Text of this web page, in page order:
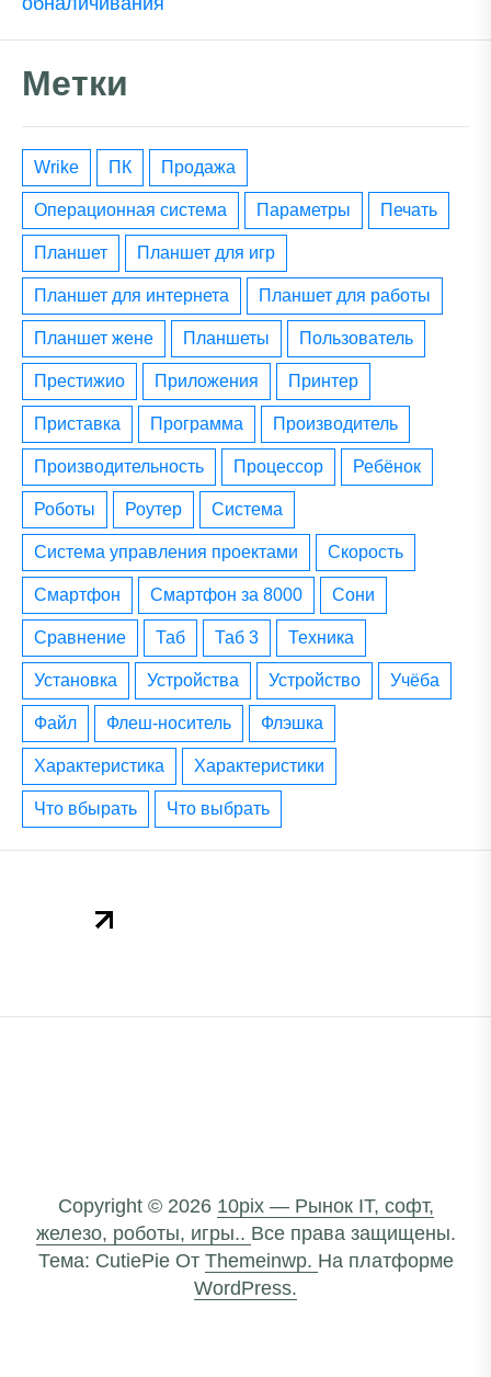
Метки
wrike ПК Продажа
операционная система параметры печать
планшет планшет для игр
планшет для интернета планшет для работы
планшет жене планшеты пользователь
престижио приложения принтер
приставка программа производитель
производительность процессор ребёнок
роботы роутер система
система управления проектами скорость
смартфон смартфон за 8000 сони
сравнение таб таб 3 техника
установка устройства устройство учёба
файл флеш-носитель флэшка
характеристика характеристики
что вбырать что выбрать
Copyright © 2026 10pix — Рынок IT, софт,
железо, роботы, игры.. Все права защищены.
Тема: CutiePie От Themeinwp. На платформе
WordPress.